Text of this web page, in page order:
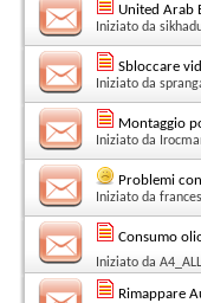
United Arab
Iniziato da
Sbloccare
Iniziato da
Montaggio
Iniziato da
Problemi
Iniziato da
Consumo
Iniziato da
Rimappare